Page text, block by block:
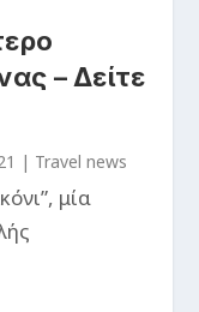
– Δείτε
| Travel news
μία